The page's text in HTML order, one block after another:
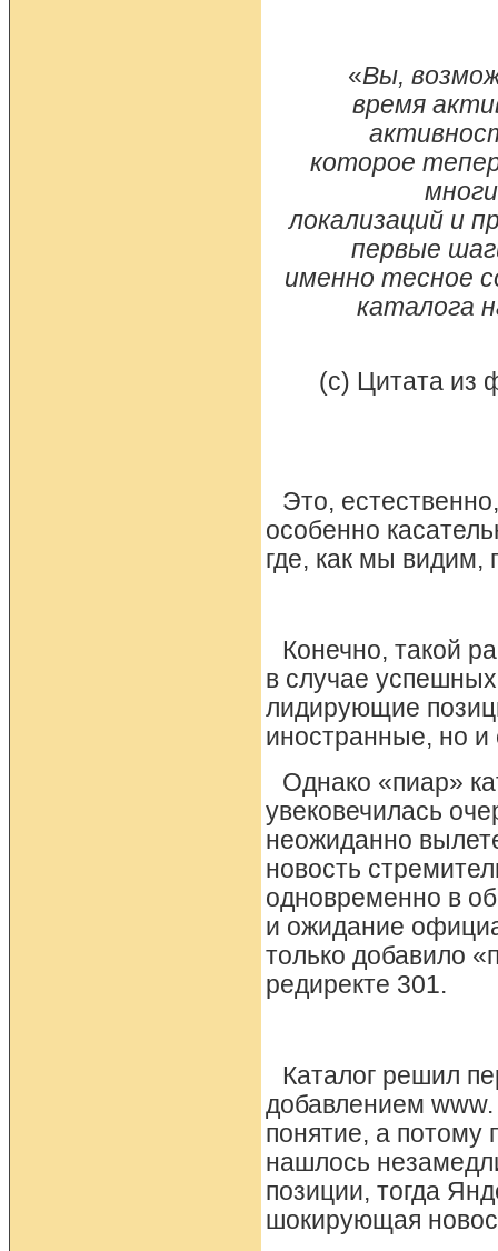
«Вы,
время
которое
локализаций и
первые
именно тесное
каталога
(c) Цитата из
Это,
особенно
где, как мы видим,
Конечно, такой
в случае
лидирующие
иностранные, но и
Однако «пиар»
увековечилась
неожиданно
новость
одновременно в
и ожидание
только добавило
редиректе 301.
Каталог решил
добавлением
понятие, а потому
нашлось
позиции, тогда
шокирующая